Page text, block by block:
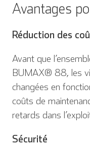
Avantages
Réduction des
Avant que
BUMAX® 88, les
changées en
coûts de
retards dans
Sécurité